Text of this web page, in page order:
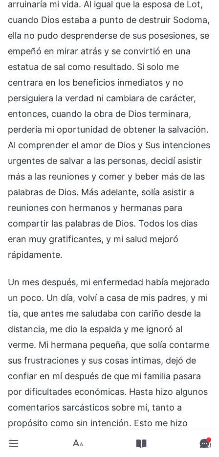
arruinaría mi vida. Al igual que la esposa de Lot,
cuando Dios estaba a punto de destruir Sodoma,
ella no pudo desprenderse de sus posesiones, se
empeñó en mirar atrás y se convirtió en una
estatua de sal como resultado. Si solo me
centrara en los beneficios inmediatos y no
persiguiera la verdad ni cambiara de carácter,
entonces, cuando la obra de Dios terminara,
perdería mi oportunidad de obtener la salvación.
Al comprender el amor de Dios y Sus intenciones
urgentes de salvar a las personas, decidí asistir
más a las reuniones y comer y beber más de las
palabras de Dios. Más adelante, solía asistir a
reuniones con hermanos y hermanas para
compartir las palabras de Dios. Todos los días
eran muy gratificantes, y mi salud mejoró
rápidamente.
Un mes después, mi enfermedad había mejorado
un poco. Un día, volví a casa de mis padres, y mi
tía, que antes me saludaba con cariño desde la
distancia, me dio la espalda y me ignoró al
verme. Mi hermana pequeña, que solía contarme
sus frustraciones y sus cosas íntimas, dejó de
confiar en mí después de que mi familia pasara
por dificultades económicas. Hasta hizo algunos
comentarios sarcásticos sobre mí, tanto a
propósito como sin intención. Esto me hizo
sentir ciertas cosas desagradables. Antes, me